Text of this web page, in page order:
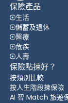
保險產品
生活
儲蓄及退休
醫療
危疾
人壽
保險點揀好？
按類別比較
按人生階段揀保險
AI 智 Match 旅遊